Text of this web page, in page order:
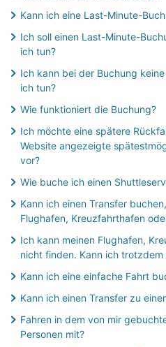
Buchung ändern oder
Zahlung/ Erstattung
Kann ich eine Last-Minute-
Ich soll einen Last-Minute-
ich tun?
Ich kann bei der Buchung
ich tun?
Wie funktioniert die Buchung?
Ich möchte eine spätere
Website angezeigte
vor?
Wie buche ich einen
Kann ich einen Transfer
Flughafen, Kreuzfahrthafen
Ich kann meinen Flughafen,
nicht finden. Kann ich
Kann ich eine einfache Fahrt
Kann ich einen Transfer zu
Fahren in dem von mir
Personen mit?